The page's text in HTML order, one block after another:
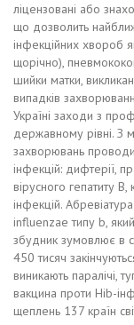
ліцензовані або
що дозволить
інфекційних хвороб
щорічно),
шийки матки,
випадків
Україні заходи з
державному рівні. З
захворювань
інфекцій: дифтерії,
вірусного гепатиту
інфекцій.
influenzae типу b,
збудник зумовлює в
450 тисяч
виникають паралічі,
вакцина проти Hib-
щеплень 137 країн